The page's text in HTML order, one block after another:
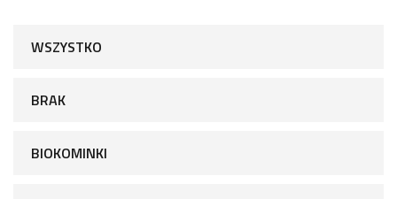
WSZYSTKO
BRAK
BIOKOMINKI